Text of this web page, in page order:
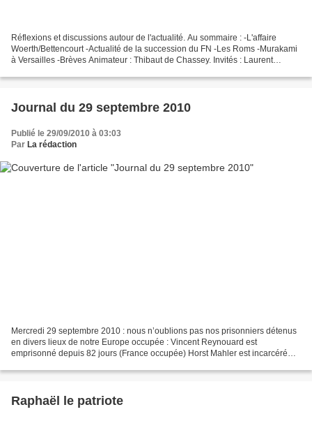
Réflexions et discussions autour de l'actualité. Au sommaire : -L'affaire
Woerth/Bettencourt -Actualité de la succession du FN -Les Roms -Murakami
à Versailles -Brèves Animateur : Thibaut de Chassey. Invités : Laurent
Journal du 29 septembre 2010
Publié le 29/09/2010 à 03:03
Par La rédaction
Mercredi 29 septembre 2010 : nous n’oublions pas nos prisonniers détenus
en divers lieux de notre Europe occupée : Vincent Reynouard est
emprisonné depuis 82 jours (France occupée) Horst Mahler est incarcéré
Raphaël le patriote